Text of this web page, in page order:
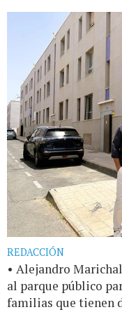
REDACCIÓN
• Alejandro
al parque público
familias que tienen